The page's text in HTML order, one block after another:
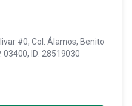
#0, Col. Álamos, Benito
03400, ID: 28519030